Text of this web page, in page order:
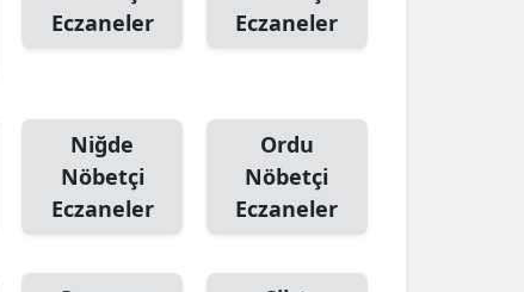
Eczaneler
Eczaneler
Niğde
Nöbetçi
Eczaneler
Ordu
Nöbetçi
Eczaneler